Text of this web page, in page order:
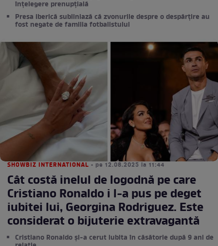
înțelegere prenupțială
Presa iberică subliniază că zvonurile despre o despărțire au
fost negate de familia fotbalistului
SHOWBIZ INTERNATIONAL • pe 12.08.2025 la 11:44
Cât costă inelul de logodnă pe care
Cristiano Ronaldo i l-a pus pe deget
iubitei lui, Georgina Rodriguez. Este
considerat o bijuterie extravagantă
Cristiano Ronaldo și-a cerut iubita în căsătorie după 9 ani de